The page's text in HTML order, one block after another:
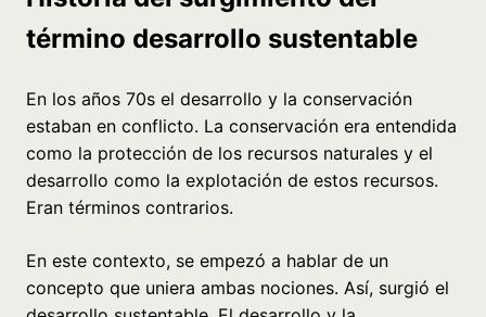
término desarrollo sustentable
En los años 70s el desarrollo y la conservación
estaban en conflicto. La conservación era entendida
como la protección de los recursos naturales y el
desarrollo como la explotación de estos recursos.
Eran términos contrarios.
En este contexto, se empezó a hablar de un
concepto que uniera ambas nociones. Así, surgió el